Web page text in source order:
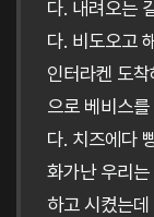
다. 내려오는
다. 비도오고
인터라켄 도
으로 베비스
다. 치즈에다
화가난 우리
하고 시켰는